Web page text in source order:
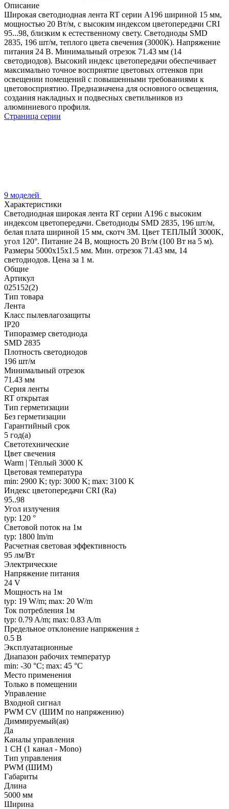
Описание
Широкая светодиодная лента RT серии A196 шириной 15 мм,
мощностью 20 Вт/м, с высоким индексом цветопередачи CRI
95...98, близким к естественному свету. Светодиоды SMD
2835, 196 шт/м, теплого цвета свечения (3000K). Напряжение
питания 24 В. Минимальный отрезок 71.43 мм (14
светодиодов). Высокий индекс цветопередачи обеспечивает
максимально точное восприятие цветовых оттенков при
освещении помещений с повышенными требованиями к
цветовосприятию. Предназначена для основного освещения,
создания накладных и подвесных светильников из
алюминиевого профиля.
Страница серии
9 моделей
Характеристики
Светодиодная широкая лента RT серии A196 с высоким
индексом цветопередачи. Светодиоды SMD 2835, 196 шт/м,
белая плата шириной 15 мм, скотч 3М. Цвет ТЕПЛЫЙ 3000K,
угол 120°. Питание 24 В, мощность 20 Вт/м (100 Вт на 5 м).
Размеры 5000х15х1.5 мм. Мин. отрезок 71.43 мм, 14
светодиодов. Цена за 1 м.
Общие
Артикул
025152(2)
Тип товара
Лента
Класс пылевлагозащиты
IP20
Типоразмер светодиода
SMD 2835
Плотность светодиодов
196 шт/м
Минимальный отрезок
71.43 мм
Серия ленты
RT открытая
Тип герметизации
Без герметизации
Гарантийный срок
5 год(а)
Светотехнические
Цвет свечения
Warm | Тёплый 3000 K
Цветовая температура
min: 2900 K; typ: 3000 K; max: 3100 K
Индекс цветопередачи CRI (Ra)
95..98
Угол излучения
typ: 120 °
Световой поток на 1м
typ: 1800 lm/m
Расчетная световая эффективность
95 лм/Вт
Электрические
Напряжение питания
24 V
Мощность на 1м
typ: 19 W/m; max: 20 W/m
Ток потребления 1м
typ: 0.79 A/m; max: 0.83 A/m
Предельное отклонение напряжения ±
0.5 В
Эксплуатационные
Диапазон рабочих температур
min: -30 °C; max: 45 °C
Место применения
Только в помещении
Управление
Входной сигнал
PWM СV (ШИМ по напряжению)
Диммируемый(ая)
Да
Каналы управления
1 CH (1 канал - Mono)
Тип управления
PWM (ШИМ)
Габариты
Длина
5000 мм
Ширина